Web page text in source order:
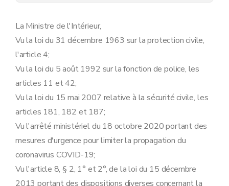
Art. 15
Art. 17
Art. 18
Chapitre 6
Art. 19
Chapitre 7 Enseignement
Chapitre 8 Frontières
Art. 21
Art. 22
Chapitre 9 Responsabilités individuelles
Art. 23
Art. 24
Art. 25
Chapitre 10 Sanctions
Art. 26
La Ministre de l'Intérieur,
Vu la loi du 31 décembre 1963 sur la protection civile,
l'article 4;
Vu la loi du 5 août 1992 sur la fonction de police, les
articles 11 et 42;
Vu la loi du 15 mai 2007 relative à la sécurité civile, les
articles 181, 182 et 187;
Vu l'arrêté ministériel du 18 octobre 2020 portant des
mesures d'urgence pour limiter la propagation du
coronavirus COVID-19;
Vu l'article 8, § 2, 1° et 2°, de la loi du 15 décembre
2013 portant des dispositions diverses concernant la